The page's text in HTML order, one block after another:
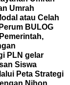
Umrah
atau Celah
Perum BULOG
PLN gelar
Siswa
Peta Strategi
Nihon